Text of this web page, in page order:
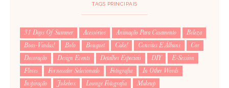
TAGS PRINCIPAIS
31 Days Of Summer Acessórios Animação Para Casamento
Beleza
Boas-Vindas!
Bolo Bouquet Cake! Convites E Álbuns
Cor
Decoração
Design Events Detalhes Especiais DIY
E-Session
Flores
Fornecedor Selecionado Fotografia
In Other Words
Inspiração
Jukebox Lounge Fotografia
Makeup